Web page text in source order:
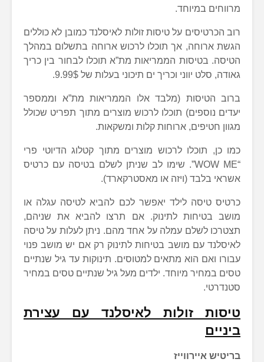
מרווחים במיוחד.
רוב הכרטיסים על טיסות זולות לאיסלנד כמובן לא כוללים
הגשת ארוחה, אך תוכלו לרכוש ארוחה בתשלום במהלך
הטיסה. בטיסות הממריאות מת”א תוכלו לבחור בין כריך
גאודה, סלט יווני וכריך ים תיכוני בעלות של 9.99$.
ברוב הטיסות (מלבד אלו הממריאות מת”א וממספר
יעדים נוספים) תוכלו לרכוש מוצרים מתוך תפריט שכולל
מגוון חטיפים, ארוחות קלות ומשקאות.
כמו כן, תוכלו לרכוש מוצרים מתוך קטלוג הדיוטי פרי
“WOW ME”. שימו לב שניתן לשלם בטיסה עם כרטיס
אשראי בלבד (ויזה או מאסטרקארד).
כרטיס טיסה לילד יאפשר לכם להביא לטיסה עגלה או
מושב בטיחות לתינוק. אם תרצו להביא את שניהם,
תצטרכו לשלם עמלה על אחד מהם. ניתן לעלות על טיסה
לאיסלנד עם מושב בטיחות לתינוק רק אם יש מושב פנוי
עבורו ואם הוא מתאים למטוסים. תינוקות עד גיל שנתיים
טסים במחיר מיוחד. ילדים מעל גיל שנתיים טסים במחיר
סטנדרטי.
טיסות זולות לאיסלנד עם עצירת
ביניים
בריטיש איירווייז